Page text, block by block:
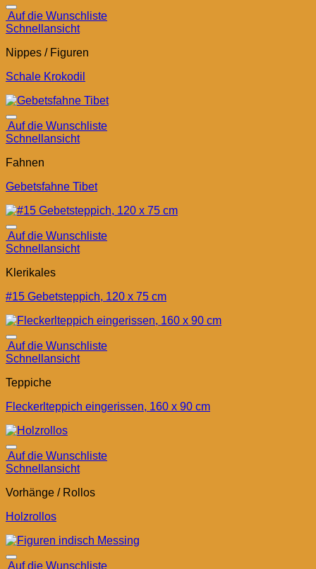
Auf die Wunschliste
Schnellansicht
Nippes / Figuren
Schale Krokodil
Auf die Wunschliste
Schnellansicht
Fahnen
Gebetsfahne Tibet
Auf die Wunschliste
Schnellansicht
Klerikales
#15 Gebetsteppich, 120 x 75 cm
Auf die Wunschliste
Schnellansicht
Teppiche
Fleckerlteppich eingerissen, 160 x 90 cm
Auf die Wunschliste
Schnellansicht
Vorhänge / Rollos
Holzrollos
Auf die Wunschliste